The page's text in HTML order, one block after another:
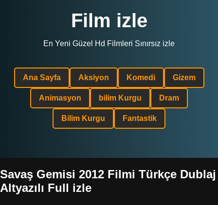
Film izle
En Yeni Güzel Hd Filmleri Sınırsız izle
Ana Sayfa Aksiyon Komedi Gizem
Animasyon bilim Kurgu Dram
Bilim Kurgu Fantastik
Savaş Gemisi 2012 Filmi Türkçe Dublaj
Altyazılı Full izle